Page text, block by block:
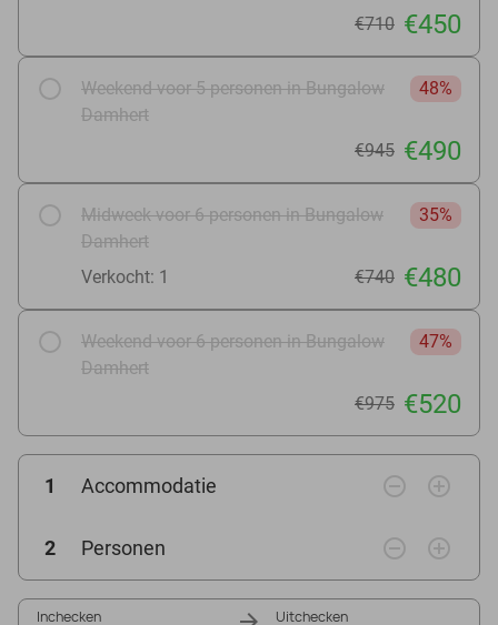
€710 €450
Weekend voor 5 personen in Bungalow
Damhert
48%
€945 €490
Midweek voor 6 personen in Bungalow
Damhert
35%
Verkocht: 1 €740 €480
Weekend voor 6 personen in Bungalow
Damhert
47%
€975 €520
1 Accommodatie remove_circle_outline add_circle_outline
2 Personen remove_circle_outline add_circle_outline
Inchecken Uitchecken